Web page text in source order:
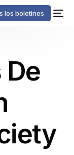
los boletines